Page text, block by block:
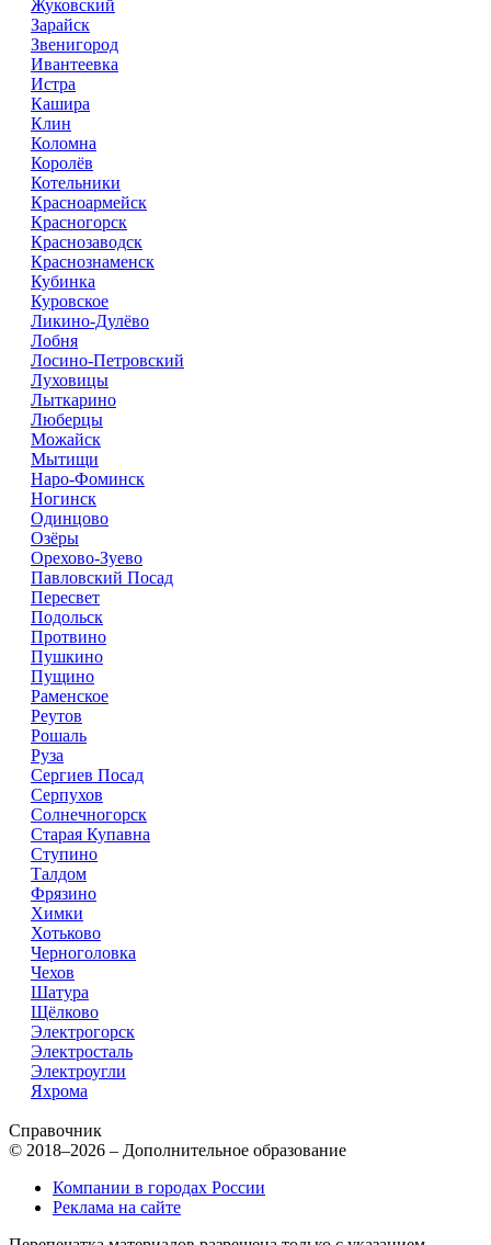
Жуковский
Зарайск
Звенигород
Ивантеевка
Истра
Кашира
Клин
Коломна
Королёв
Котельники
Красноармейск
Красногорск
Краснозаводск
Краснознаменск
Кубинка
Куровское
Ликино-Дулёво
Лобня
Лосино-Петровский
Луховицы
Лыткарино
Люберцы
Можайск
Мытищи
Наро-Фоминск
Ногинск
Одинцово
Озёры
Орехово-Зуево
Павловский Посад
Пересвет
Подольск
Протвино
Пушкино
Пущино
Раменское
Реутов
Рошаль
Руза
Сергиев Посад
Серпухов
Солнечногорск
Старая Купавна
Ступино
Талдом
Фрязино
Химки
Хотьково
Черноголовка
Чехов
Шатура
Щёлково
Электрогорск
Электросталь
Электроугли
Яхрома
Справочник
© 2018–2026 – Дополнительное образование
Компании в городах России
Реклама на сайте